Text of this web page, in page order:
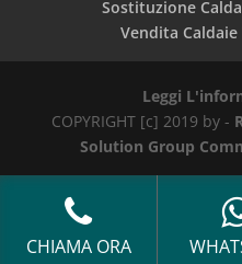
Sostituzione
Vendita
Leggi
COPYRIGHT [c] 2019 by -
Solution Group
CHIAMA ORA